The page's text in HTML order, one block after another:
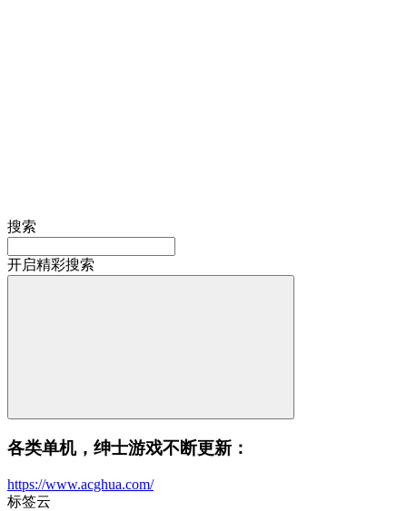
搜索
开启精彩搜索
各类单机，绅士游戏不断更新：
https://www.acghua.com/
标签云